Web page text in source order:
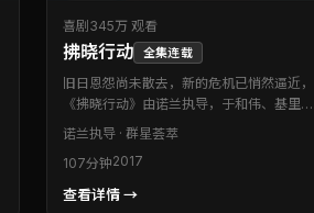
喜剧 345万 观看
拂晓行动 全集连载
旧日恩怨尚未散去，新的危机已悄然逼近，
《拂晓行动》由诺兰执导，于和伟、基里安·
墨菲，赞达亚、蒋奇明等联袂出演。本片为
成创新，细节处处可见创作诚意。值得在影
院或大银幕设备上重温。
诺兰执导 · 群星荟萃
107分钟2017
查看详情 →